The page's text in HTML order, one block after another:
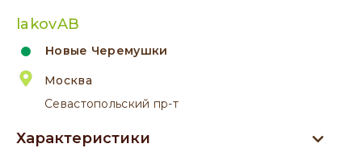
lakovAB
Новые Черемушки
Москва
Севастопольский пр-т
Характеристики